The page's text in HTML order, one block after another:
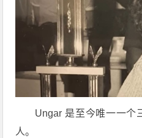
Ungar 是至今唯一一个
人。